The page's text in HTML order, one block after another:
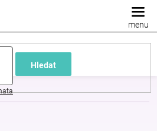
Hledat